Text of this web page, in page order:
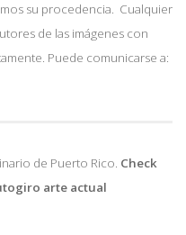
su procedencia. Cualquier
de las imágenes con
Puede comunicarse a:
de Puerto Rico. Check
arte actual